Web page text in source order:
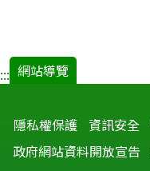
::: 網站導覽
隱私權保護 資訊安全
政府網站資料開放宣告